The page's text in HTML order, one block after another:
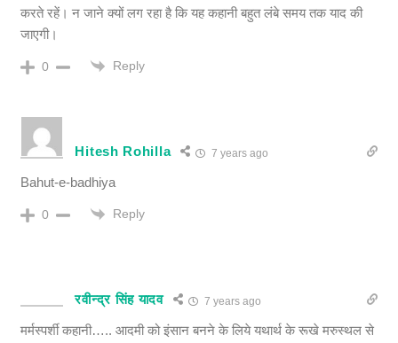
करते रहें। न जाने क्यों लग रहा है कि यह कहानी बहुत लंबे समय तक याद की
जाएगी।
0 Reply
Hitesh Rohilla 7 years ago
Bahut-e-badhiya
0 Reply
रवीन्द्र सिंह यादव 7 years ago
मर्मस्पर्शी कहानी….. आदमी को इंसान बनने के लिये यथार्थ के रूखे मरुस्थल से